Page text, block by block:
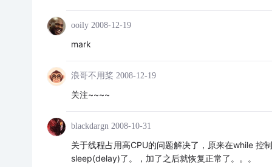
ooily 2008-12-19
mark
浪哥不用桨 2008-12-19
关注~~~~
blackdargn 2008-10-31
关于线程占用高CPU的问题解决了，原来在while 控
sleep(delay)了。，加了之后就恢复正常了。。。